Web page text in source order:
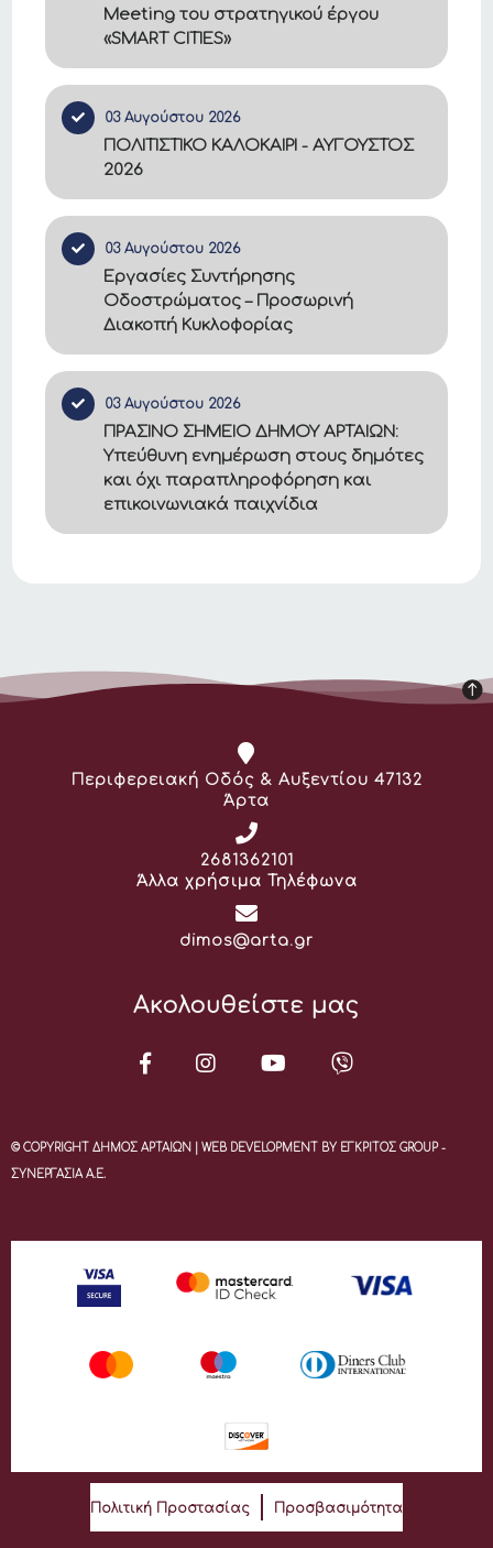
Meeting του στρατηγικού έργου
«SMART CITIES»
03 Αυγούστου 2026
ΠΟΛΙΤΙΣΤΙΚΟ ΚΑΛΟΚΑΙΡΙ - ΑΥΓΟΥΣΤΟΣ
2026
03 Αυγούστου 2026
Εργασίες Συντήρησης
Οδοστρώματος – Προσωρινή
Διακοπή Κυκλοφορίας
03 Αυγούστου 2026
ΠΡΑΣΙΝΟ ΣΗΜΕΙΟ ΔΗΜΟΥ ΑΡΤΑΙΩΝ:
Υπεύθυνη ενημέρωση στους δημότες
και όχι παραπληροφόρηση και
επικοινωνιακά παιχνίδια
Διεύθυνση:
Περιφερειακή Οδός & Αυξεντίου 47132
Άρτα
Τηλέφωνο:
2681362101
Άλλα χρήσιμα Τηλέφωνα
Email:
dimos@arta.gr
Ακολουθείστε μας
© COPYRIGHT ΔΗΜΟΣ ΑΡΤΑΙΩΝ | WEB DEVELOPMENT BY ΕΓΚΡΙΤΟΣ GROUP -
ΣΥΝΕΡΓΑΣΙΑ Α.Ε.
Πολιτική Προστασίας Προσβασιμότητα